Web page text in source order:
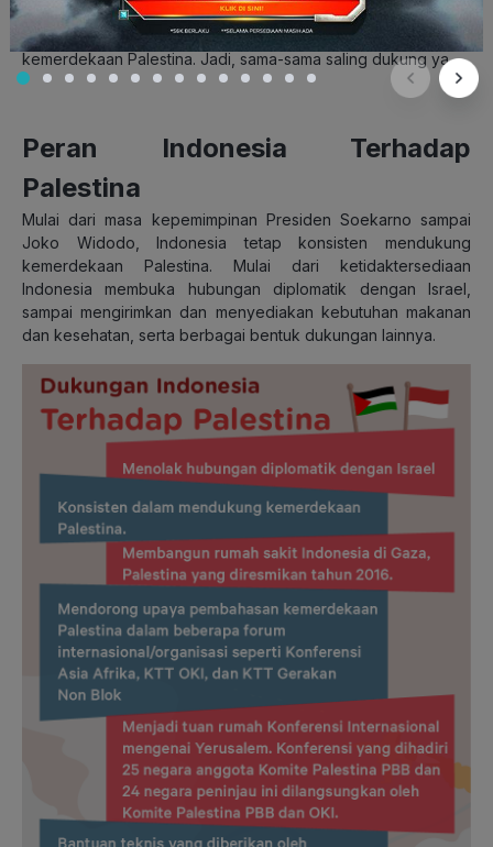
kemerdekaan yang dicetuskan oleh Perdana Menteri Koiso.
Selain Palestina, Indonesia juga turut aktif mendukung
kemerdekaan Palestina. Jadi, sama-sama saling dukung ya.
Peran Indonesia Terhadap
Palestina
Mulai dari masa kepemimpinan Presiden Soekarno sampai
Joko Widodo, Indonesia tetap konsisten mendukung
kemerdekaan Palestina. Mulai dari ketidaktersediaan
Indonesia membuka hubungan diplomatik dengan Israel,
sampai mengirimkan dan menyediakan kebutuhan makanan
dan kesehatan, serta berbagai bentuk dukungan lainnya.